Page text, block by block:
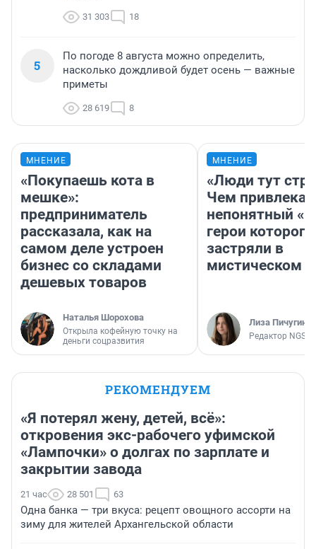
31 303 18
5
По погоде 8 августа можно определить,
насколько дождливой будет осень — важные
приметы
28 619 8
МНЕНИЕ
«Покупаешь кота в
мешке»:
предприниматель
рассказала, как на
самом деле устроен
бизнес со складами
дешевых товаров
Наталья Шорохова
Открыла кофейную точку на
деньги соцразвития
МНЕНИЕ
«Люди тут
Чем
непонятный
герои которого
застряли в
мистическом
Лиза Пичугина
Редактор
РЕКОМЕНДУЕМ
«Я потерял жену, детей, всё»:
откровения экс-рабочего уфимской
«Лампочки» о долгах по зарплате и
закрытии завода
21 час 28 501 63
Одна банка — три вкуса: рецепт овощного ассорти на
зиму для жителей Архангельской области